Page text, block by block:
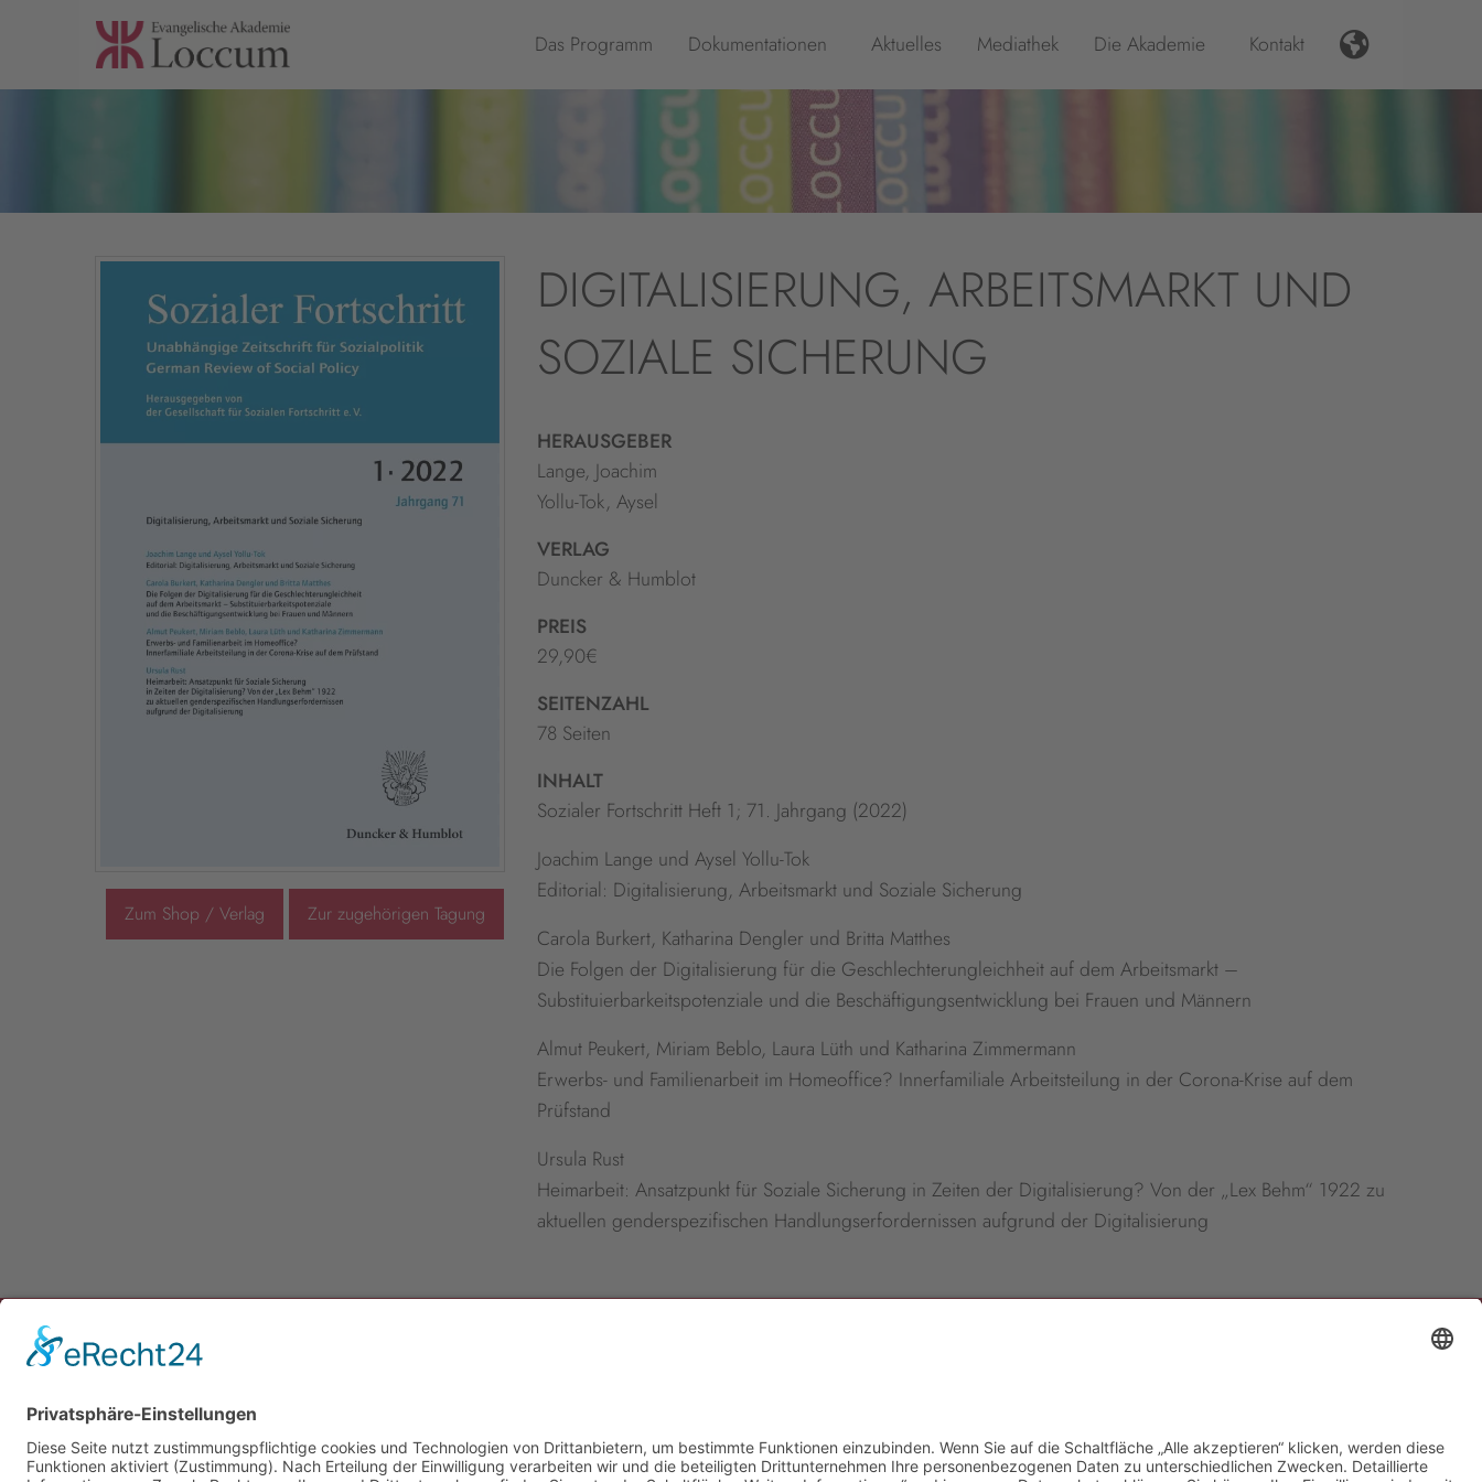
Das Programm Dokumentationen Aktuelles Mediathek Die Akademie Kontakt
Zum Shop / Verlag Zur zugehörigen Tagung
DIGITALISIERUNG, ARBEITSMARKT UND
SOZIALE SICHERUNG
HERAUSGEBER
Lange, Joachim
Yollu-Tok, Aysel
VERLAG
Duncker & Humblot
PREIS
29,90€
SEITENZAHL
78 Seiten
INHALT
Sozialer Fortschritt Heft 1; 71. Jahrgang (2022)
Joachim Lange und Aysel Yollu-Tok
Editorial: Digitalisierung, Arbeitsmarkt und Soziale Sicherung
Carola Burkert, Katharina Dengler und Britta Matthes
Die Folgen der Digitalisierung für die Geschlechterungleichheit auf dem Arbeitsmarkt –
Substituierbarkeitspotenziale und die Beschäftigungsentwicklung bei Frauen und Männern
Almut Peukert, Miriam Beblo, Laura Lüth und Katharina Zimmermann
Erwerbs- und Familienarbeit im Homeoffice? Innerfamiliale Arbeitsteilung in der Corona-Krise auf dem
Prüfstand
Ursula Rust
Heimarbeit: Ansatzpunkt für Soziale Sicherung in Zeiten der Digitalisierung? Von der „Lex Behm“ 1922 zu
aktuellen genderspezifischen Handlungserfordernissen aufgrund der Digitalisierung
Newsletter
Anfahrt
Partner
Schutzkonzept